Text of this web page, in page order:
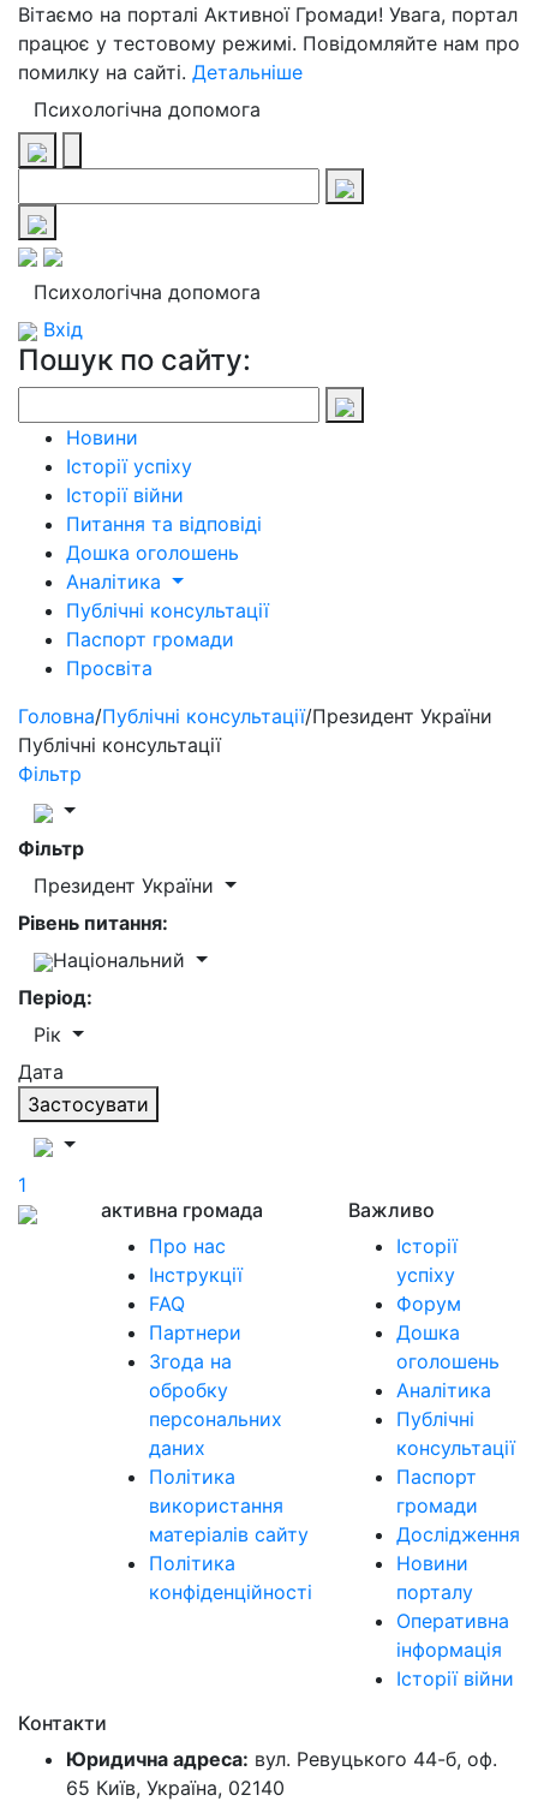
Вітаємо на порталі Активної Громади! Увага, портал
працює у тестовому режимі. Повідомляйте нам про
помилку на сайті. Детальніше
Психологічна допомога
Психологічна допомога
Вхід
Пошук по сайту:
Новини
Історії успіху
Історії війни
Питання та відповіді
Дошка оголошень
Аналітика
Публічні консультації
Паспорт громади
Просвіта
Головна/Публічні консультації/Президент України
Публічні консультації
Фільтр
Фільтр
Президент України
Рівень питання:
Національний
Період:
Рік
Дата
Застосувати
1
активна громада
Про нас
Інструкції
FAQ
Партнери
Згода на
обробку
персональних
даних
Політика
використання
матеріалів сайту
Політика
конфіденційності
Важливо
Історії
успіху
Форум
Дошка
оголошень
Аналітика
Публічні
консультації
Паспорт
громади
Дослідження
Новини
порталу
Оперативна
інформація
Історії війни
Контакти
Юридична адреса: вул. Ревуцького 44-б, оф.
65 Київ, Україна, 02140